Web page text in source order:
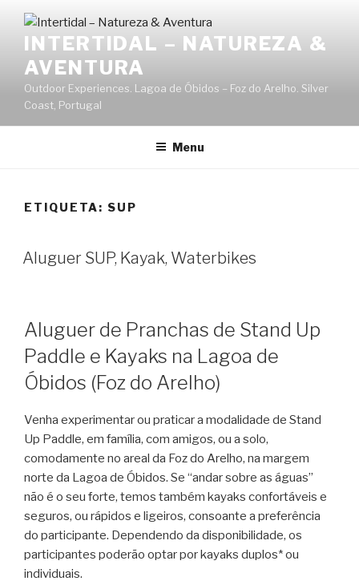
conteúdo
INTERTIDAL – NATUREZA &
AVENTURA
Outdoor Experiences. Lagoa de Óbidos – Foz do Arelho. Silver
Coast, Portugal
Menu
ETIQUETA: SUP
Aluguer SUP, Kayak, Waterbikes
Aluguer de Pranchas de Stand Up
Paddle e Kayaks na Lagoa de
Óbidos (Foz do Arelho)
Venha experimentar ou praticar a modalidade de Stand
Up Paddle, em família, com amigos, ou a solo,
comodamente no areal da Foz do Arelho, na margem
norte da Lagoa de Óbidos. Se “andar sobre as águas”
não é o seu forte, temos também kayaks confortáveis e
seguros, ou rápidos e ligeiros, consoante a preferência
do participante. Dependendo da disponibilidade, os
participantes poderão optar por kayaks duplos* ou
individuais.